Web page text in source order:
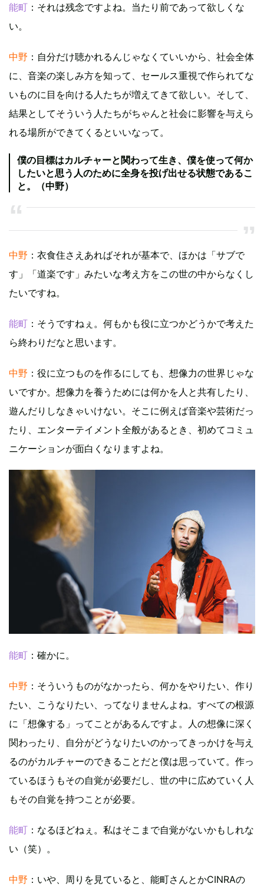
能町 ：それは残念ですよね。当たり前であって欲しくな
い。
中野 ：自分だけ聴かれるんじゃなくていいから、社会全体
に、音楽の楽しみ方を知って、セールス重視で作られてな
いものに目を向ける人たちが増えてきて欲しい。そして、
結果としてそういう人たちがちゃんと社会に影響を与えら
れる場所ができてくるといいなって。
僕の目標はカルチャーと関わって生き、僕を使って何か
したいと思う人のために全身を投げ出せる状態であるこ
と。（中野）
中野 ：衣食住さえあればそれが基本で、ほかは「サブで
す」「道楽です」みたいな考え方をこの世の中からなくし
たいですね。
能町 ：そうですねぇ。何もかも役に立つかどうかで考えた
ら終わりだなと思います。
中野 ：役に立つものを作るにしても、想像力の世界じゃな
いですか。想像力を養うためには何かを人と共有したり、
遊んだりしなきゃいけない。そこに例えば音楽や芸術だっ
たり、エンターテイメント全般があるとき、初めてコミュ
ニケーションが面白くなりますよね。
能町 ：確かに。
中野 ：そういうものがなかったら、何かをやりたい、作り
たい、こうなりたい、ってなりませんよね。すべての根源
に「想像する」ってことがあるんですよ。人の想像に深く
関わったり、自分がどうなりたいのかってきっかけを与え
るのがカルチャーのできることだと僕は思っていて。作っ
ているほうもその自覚が必要だし、世の中に広めていく人
もその自覚を持つことが必要。
能町 ：なるほどねぇ。私はそこまで自覚がないかもしれな
い（笑）。
中野 ：いや、周りを見ていると、能町さんとかCINRAの